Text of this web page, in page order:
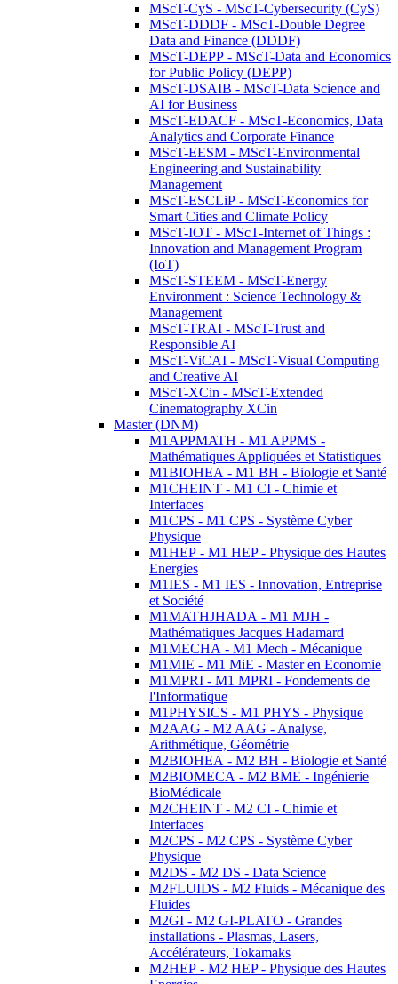
MScT-CyS - MScT-Cybersecurity (CyS)
MScT-DDDF - MScT-Double Degree
Data and Finance (DDDF)
MScT-DEPP - MScT-Data and Economics
for Public Policy (DEPP)
MScT-DSAIB - MScT-Data Science and
AI for Business
MScT-EDACF - MScT-Economics, Data
Analytics and Corporate Finance
MScT-EESM - MScT-Environmental
Engineering and Sustainability
Management
MScT-ESCLiP - MScT-Economics for
Smart Cities and Climate Policy
MScT-IOT - MScT-Internet of Things :
Innovation and Management Program
(IoT)
MScT-STEEM - MScT-Energy
Environment : Science Technology &
Management
MScT-TRAI - MScT-Trust and
Responsible AI
MScT-ViCAI - MScT-Visual Computing
and Creative AI
MScT-XCin - MScT-Extended
Cinematography XCin
Master (DNM)
M1APPMATH - M1 APPMS -
Mathématiques Appliquées et Statistiques
M1BIOHEA - M1 BH - Biologie et Santé
M1CHEINT - M1 CI - Chimie et
Interfaces
M1CPS - M1 CPS - Système Cyber
Physique
M1HEP - M1 HEP - Physique des Hautes
Energies
M1IES - M1 IES - Innovation, Entreprise
et Société
M1MATHJHADA - M1 MJH -
Mathématiques Jacques Hadamard
M1MECHA - M1 Mech - Mécanique
M1MIE - M1 MiE - Master en Economie
M1MPRI - M1 MPRI - Fondements de
l'Informatique
M1PHYSICS - M1 PHYS - Physique
M2AAG - M2 AAG - Analyse,
Arithmétique, Géométrie
M2BIOHEA - M2 BH - Biologie et Santé
M2BIOMECA - M2 BME - Ingénierie
BioMédicale
M2CHEINT - M2 CI - Chimie et
Interfaces
M2CPS - M2 CPS - Système Cyber
Physique
M2DS - M2 DS - Data Science
M2FLUIDS - M2 Fluids - Mécanique des
Fluides
M2GI - M2 GI-PLATO - Grandes
installations - Plasmas, Lasers,
Accélérateurs, Tokamaks
M2HEP - M2 HEP - Physique des Hautes